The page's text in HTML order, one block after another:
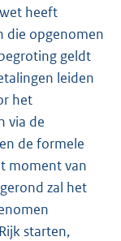
heeft
die opgenomen
geldt
leiden
het
via de
de formele
moment van
zal het
starten,